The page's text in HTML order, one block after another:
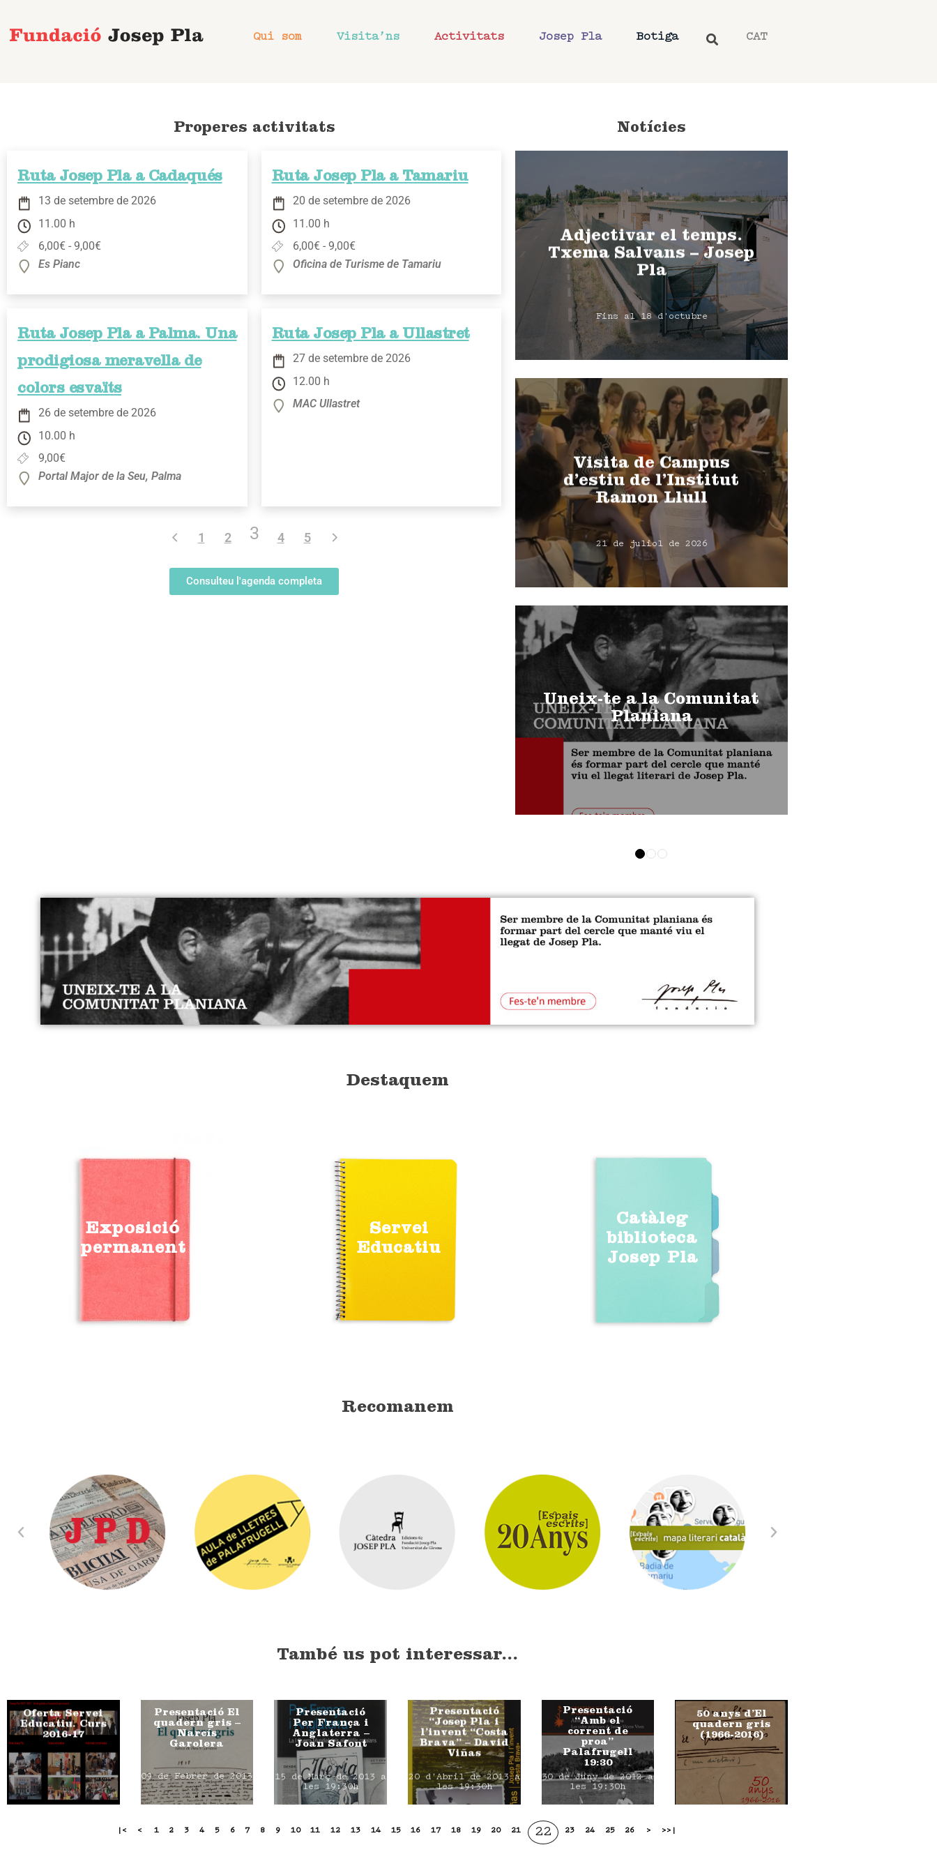
Qui som Visita’ns Activitats Josep Pla Botiga CAT
Properes activitats
Ruta Josep Pla a Cadaqués
13 de setembre de 2026
11.00 h
6,00€ - 9,00€
Es Pianc
Ruta Josep Pla a Tamariu
20 de setembre de 2026
11.00 h
6,00€ - 9,00€
Oficina de Turisme de Tamariu
Ruta Josep Pla a Palma. Una
prodigiosa meravella de
colors esvaïts
26 de setembre de 2026
10.00 h
9,00€
Portal Major de la Seu, Palma
Ruta Josep Pla a Ullastret
27 de setembre de 2026
12.00 h
MAC Ullastret
1 2 3 4 5
Consulteu l'agenda completa
Notícies
Adjectivar el temps.
Txema Salvans – Josep
Pla
Fins al 18 d'octubre
Visita de Campus
d’estiu de l’Institut
Ramon Llull
21 de juliol de 2026
Uneix-te a la Comunitat
Planiana
Destaquem
Exposició
permanent
Servei
Educatiu
Catàleg
biblioteca
Josep Pla
Recomanem
També us pot interessar...
Oferta Servei
Educatiu. Curs
2016-17
Presentació El
quadern gris –
Narcís
Garolera
09 de Febrer de 2013
Presentació
Per França i
Anglaterra –
Joan Safont
15 de Març de 2013 a
les 19:30h
Presentació
“Josep Pla i
l’invent “Costa
Brava” – David
Viñas
20 d'Abril de 2013 a
les 19:30h
Presentació
“Amb el
corrent de
proa”
Palafrugell
19:30
30 de Juny de 2012 a
les 19:30h
50 anys d’El
quadern gris
(1966-2016)
|< < 1 2 3 4 5 6 7 8 9 10 11 12 13 14 15 16 17 18 19 20 21 22 23 24 25 26 > >>|